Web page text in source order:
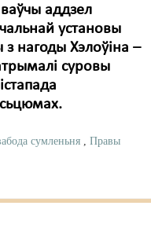
аддзел
установы
з нагоды Хэлоўіна –
суровы
сумленьня , Правы